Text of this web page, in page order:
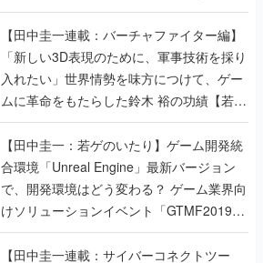
入れたい」世界情勢を味方につけて、ゲー
ムに革命をもたらした鈴木 裕の功績【若ゲ
のいたり】
【田中圭一：若ゲのいたり】ゲーム開発統
合環境「Unreal Engine」最新バージョン
で、開発環境はどう変わる？ ゲーム業界向
けソリューションイベント「GTMF2019」
に行って、より理解を深めよう【PR】
【田中圭一連載：サイバーコネクトツー
編】すべての責任はオレが取る。だから、
付いてきてくれないか──男の熱意はチーム
解散の危機を救い、『.hack』成功の活路を